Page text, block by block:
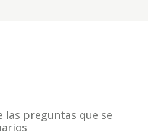
las preguntas que se